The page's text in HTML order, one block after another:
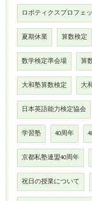
ロボティクスプロフェ
夏期休業 算数検定
数学検定準会場 算
大和塾算数検定 大
日本英語能力検定協会
学習塾 40周年
京都私塾連盟40周年
祝日の授業について